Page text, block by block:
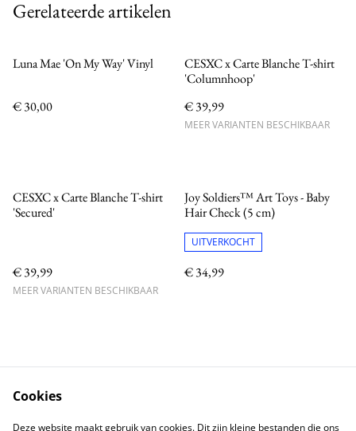
Gerelateerde artikelen
Luna Mae 'On My Way' Vinyl
€ 30,00
CESXC x Carte Blanche T-shirt
'Columnhoop'
€ 39,99
MEER VARIANTEN BESCHIKBAAR
CESXC x Carte Blanche T-shirt
'Secured'
€ 39,99
MEER VARIANTEN BESCHIKBAAR
Joy Soldiers™ Art Toys - Baby
Hair Check (5 cm)
UITVERKOCHT
€ 34,99
Neem contact met ons op
Voorwaarden
Cookies
Deze website maakt gebruik van cookies. Dit zijn kleine bestanden die ons